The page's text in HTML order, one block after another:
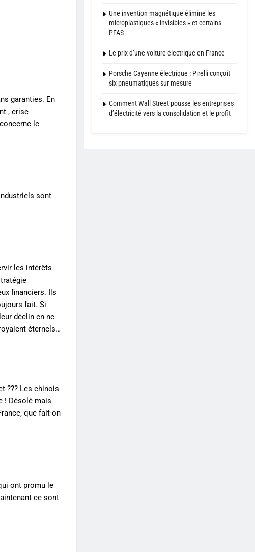
garanties. En
, crise
le
sont
les intérêts
financiers. Ils
fait. Si
déclin en ne
éternels…
??? Les chinois
! Désolé mais
que fait-on
ont promu le
ce sont
Une invention magnétique élimine les
microplastiques « invisibles » et certains
PFAS
Le prix d’une voiture électrique en France
Porsche Cayenne électrique : Pirelli conçoit
six pneumatiques sur mesure
Comment Wall Street pousse les entreprises
d’électricité vers la consolidation et le profit